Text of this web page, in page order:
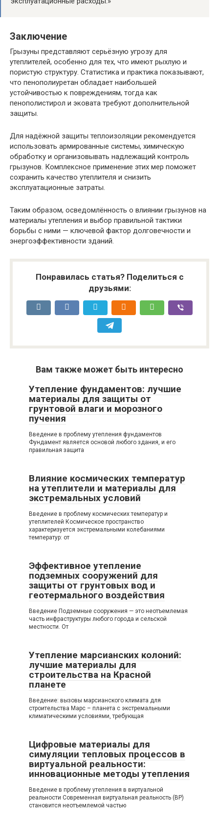
Заключение
Грызуны представляют серьёзную угрозу для
утеплителей, особенно для тех, что имеют рыхлую и
пористую структуру. Статистика и практика показывают,
что пенополиуретан обладает наибольшей
устойчивостью к повреждениям, тогда как
пенополистирол и эковата требуют дополнительной
защиты.
Для надёжной защиты теплоизоляции рекомендуется
использовать армированные системы, химическую
обработку и организовывать надлежащий контроль
грызунов. Комплексное применение этих мер поможет
сохранить качество утеплителя и снизить
эксплуатационные затраты.
Таким образом, осведомлённость о влиянии грызунов на
материалы утепления и выбор правильной тактики
борьбы с ними — ключевой фактор долговечности и
энергоэффективности зданий.
Понравилась статья? Поделиться с
друзьями:
Вам также может быть интересно
Утепление фундаментов: лучшие
материалы для защиты от
грунтовой влаги и морозного
пучения
Введение в проблему утепления фундаментов
Фундамент является основой любого здания, и его
правильная защита
Влияние космических температур
на утеплители и материалы для
экстремальных условий
Введение в проблему космических температур и
утеплителей Космическое пространство
характеризуется экстремальными колебаниями
температур: от
Эффективное утепление
подземных сооружений для
защиты от грунтовых вод и
геотермального воздействия
Введение Подземные сооружения — это неотъемлемая
часть инфраструктуры любого города и сельской
местности. От
Утепление марсианских колоний:
лучшие материалы для
строительства на Красной
планете
Введение: вызовы марсианского климата для
строительства Марс – планета с экстремальными
климатическими условиями, требующая
Цифровые материалы для
симуляции тепловых процессов в
виртуальной реальности:
инновационные методы утепления
Введение в проблему утепления в виртуальной
реальности Современная виртуальная реальность (ВР)
становится неотъемлемой частью